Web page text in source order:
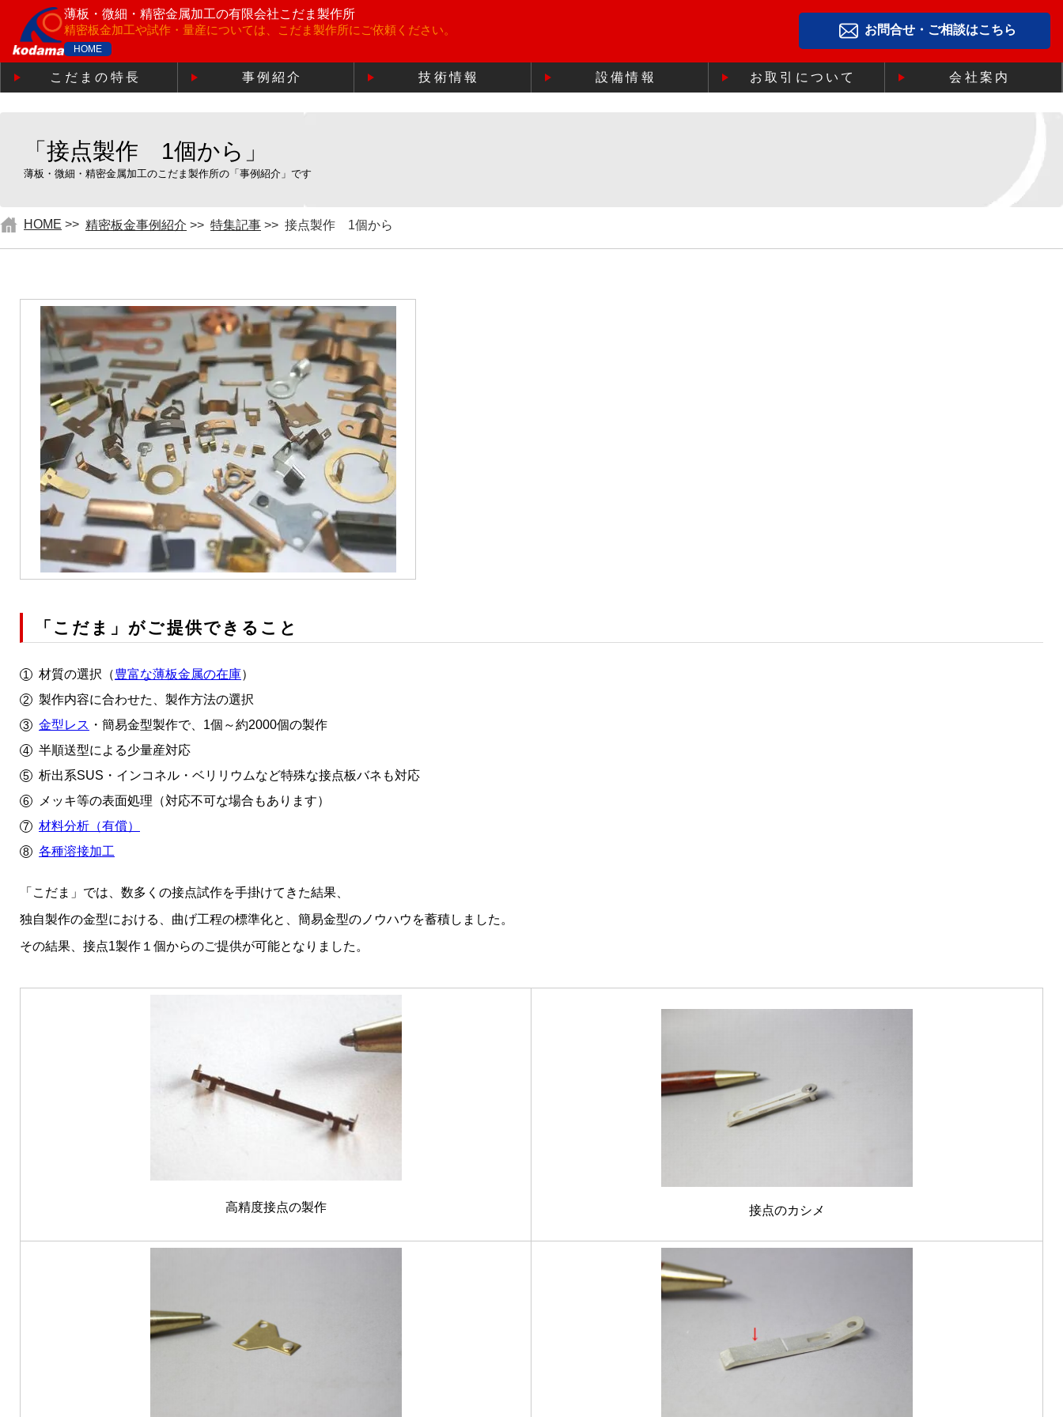
薄板・微細・精密金属加工の有限会社こだま製作所
精密板金加工や試作・量産については、こだま製作所にご依頼ください。
HOME
お問合せ・ご相談はこちら
こだまの特長 事例紹介 技術情報 設備情報 お取引について 会社案内
「接点製作 1個から」
薄板・微細・精密金属加工のこだま製作所の「事例紹介」です
HOME >> 精密板金事例紹介 >> 特集記事 >> 接点製作 1個から
「こだま」がご提供できること
材質の選択（豊富な薄板金属の在庫）
製作内容に合わせた、製作方法の選択
金型レス ・簡易金型製作で、1個～約2000個の製作
半順送型による少量産対応
析出系SUS・インコネル・ベリリウムなど特殊な接点板バネも対応
メッキ等の表面処理（対応不可な場合もあります）
材料分析（有償）
各種溶接加工
「こだま」では、数多くの接点試作を手掛けてきた結果、
独自製作の金型における、曲げ工程の標準化と、簡易金型のノウハウを蓄積しました。
その結果、接点1製作１個からのご提供が可能となりました。
高精度接点の製作 接点のカシメ